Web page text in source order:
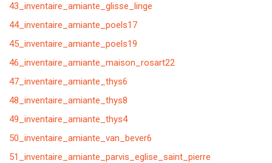
43_inventaire_amiante_glisse_linge
44_inventaire_amiante_poels17
45_inventaire_amiante_poels19
46_inventaire_amiante_maison_rosart22
47_inventaire_amiante_thys6
48_inventaire_amiante_thys8
49_inventaire_amiante_thys4
50_inventaire_amiante_van_bever6
51_inventaire_amiante_parvis_eglise_saint_pierre